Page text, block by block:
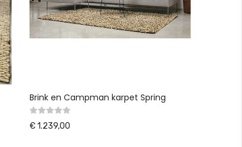
Brink en Campman karpet Spring
€ 1.239,00